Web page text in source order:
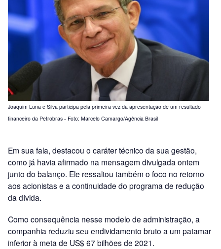
Joaquim Luna e Silva participa pela primeira vez da apresentação de um resultado
financeiro da Petrobras - Foto: Marcelo Camargo/Agência Brasil
Em sua fala, destacou o caráter técnico da sua gestão,
como já havia afirmado na mensagem divulgada ontem
junto do balanço. Ele ressaltou também o foco no retorno
aos acionistas e a continuidade do programa de redução
da dívida.
Como consequência nesse modelo de administração, a
companhia reduziu seu endividamento bruto a um patamar
inferior à meta de US$ 67 bilhões de 2021.